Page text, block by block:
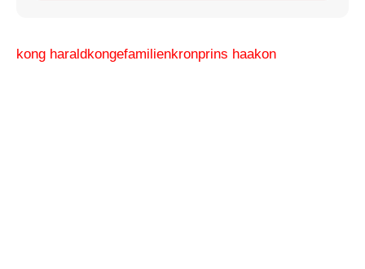
kong harald kongefamilienkronprins haakon